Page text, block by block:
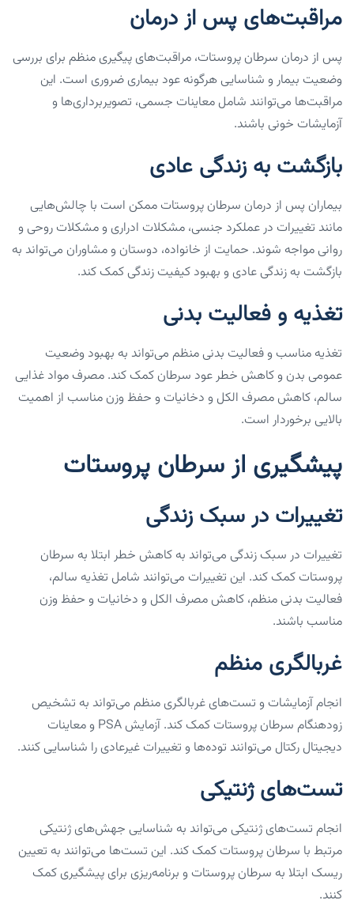
مراقبت‌های پس از درمان
پس از درمان سرطان پروستات، مراقبت‌های پیگیری منظم برای بررسی
وضعیت بیمار و شناسایی هرگونه عود بیماری ضروری است. این
مراقبت‌ها می‌توانند شامل معاینات جسمی، تصویربرداری‌ها و
آزمایشات خونی باشند.
بازگشت به زندگی عادی
بیماران پس از درمان سرطان پروستات ممکن است با چالش‌هایی
مانند تغییرات در عملکرد جنسی، مشکلات ادراری و مشکلات روحی و
روانی مواجه شوند. حمایت از خانواده، دوستان و مشاوران می‌تواند به
بازگشت به زندگی عادی و بهبود کیفیت زندگی کمک کند.
تغذیه و فعالیت بدنی
تغذیه مناسب و فعالیت بدنی منظم می‌تواند به بهبود وضعیت
عمومی بدن و کاهش خطر عود سرطان کمک کند. مصرف مواد غذایی
سالم، کاهش مصرف الکل و دخانیات و حفظ وزن مناسب از اهمیت
بالایی برخوردار است.
پیشگیری از سرطان پروستات
تغییرات در سبک زندگی
تغییرات در سبک زندگی می‌تواند به کاهش خطر ابتلا به سرطان
پروستات کمک کند. این تغییرات می‌توانند شامل تغذیه سالم،
فعالیت بدنی منظم، کاهش مصرف الکل و دخانیات و حفظ وزن
مناسب باشند.
غربالگری منظم
انجام آزمایشات و تست‌های غربالگری منظم می‌تواند به تشخیص
زودهنگام سرطان پروستات کمک کند. آزمایش PSA و معاینات
دیجیتال رکتال می‌توانند توده‌ها و تغییرات غیرعادی را شناسایی کنند.
تست‌های ژنتیکی
انجام تست‌های ژنتیکی می‌تواند به شناسایی جهش‌های ژنتیکی
مرتبط با سرطان پروستات کمک کند. این تست‌ها می‌توانند به تعیین
ریسک ابتلا به سرطان پروستات و برنامه‌ریزی برای پیشگیری کمک
کنند.